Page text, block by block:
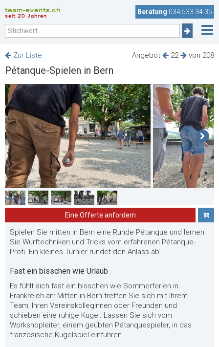
team-events.ch
seit 20 Jahren
Beratung 034 533 34 35
Angebot 22 von 208
Zur Liste
Pétanque-Spielen in Bern
Eine Offerte anfordern
Spielen Sie mitten in Bern eine Runde Pétanque und lernen
Sie Wurftechniken und Tricks vom erfahrenen Pétanque-
Profi. Ein kleines Turnier rundet den Anlass ab.
Fast ein bisschen wie Urlaub
Es fühlt sich fast ein bisschen wie Sommerferien in
Frankreich an: Mitten in Bern treffen Sie sich mit Ihrem
Team, Ihren Vereinskolleginnen oder Freunden und
schieben eine ruhige Kugel. Lassen Sie sich vom
Workshopleiter, einem geübten Pétanquespieler, in das
französische Kugelspiel einführen.